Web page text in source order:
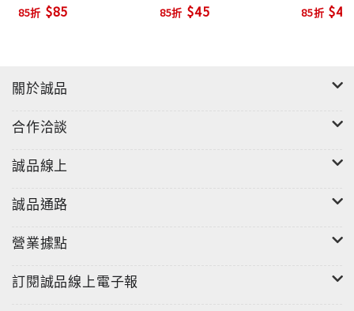
85折 $85 85折 $45 85折 $45
關於誠品
合作洽談
誠品線上
誠品通路
營業據點
訂閱誠品線上電子報